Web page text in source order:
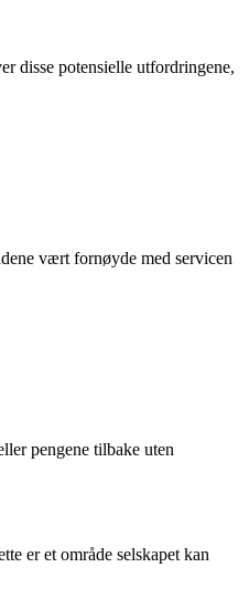
disse potensielle utfordringene,
vært fornøyde med servicen
pengene tilbake uten
er et område selskapet kan